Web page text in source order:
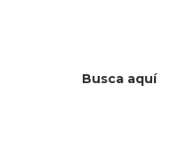
Busca aquí